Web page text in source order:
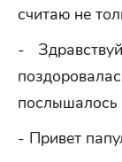
считаю не
-
послышалось
- Привет